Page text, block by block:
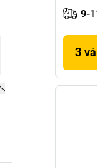
9-
3